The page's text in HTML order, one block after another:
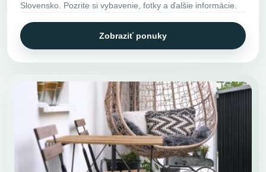
Slovensko. Pozrite si vybavenie, fotky a ďalšie informácie.
Zobraziť ponuky